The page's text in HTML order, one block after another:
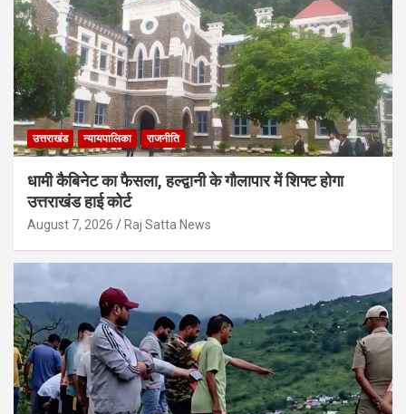
उत्तराखंड न्यायपालिका राजनीति
धामी कैबिनेट का फैसला, हल्द्वानी के गौलापार में शिफ्ट होगा
उत्तराखंड हाई कोर्ट
August 7, 2026 Raj Satta News